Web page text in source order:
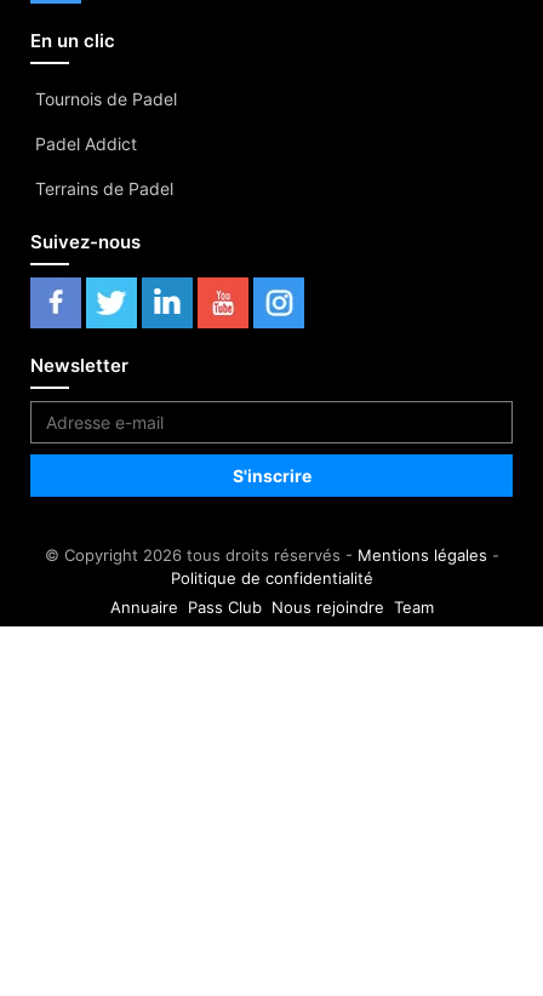
En un clic
Tournois de Padel
Padel Addict
Terrains de Padel
Suivez-nous
Newsletter
© Copyright 2026 tous droits réservés - Mentions légales -
Politique de confidentialité
Annuaire
Pass Club Nous rejoindre Team